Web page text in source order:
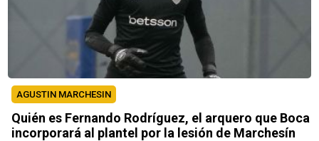
AGUSTIN MARCHESIN
Quién es Fernando Rodríguez, el arquero que Boca
incorporará al plantel por la lesión de Marchesín